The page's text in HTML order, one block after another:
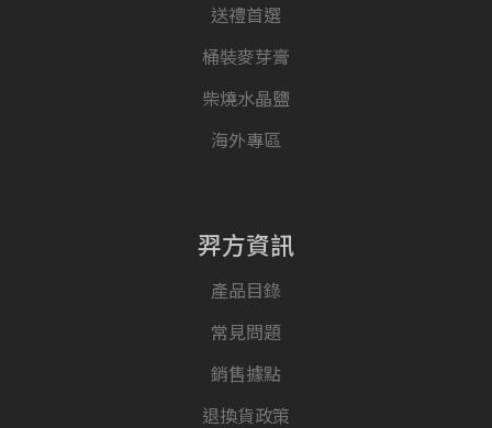
送禮首選
桶裝麥芽膏
柴燒水晶鹽
海外專區
羿方資訊
產品目錄
常見問題
銷售據點
退換貨政策